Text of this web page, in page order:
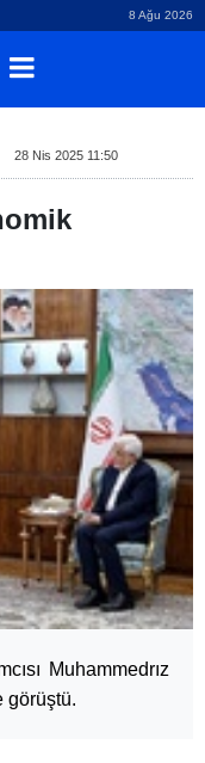
8 Ağu 2026
28 Nis 2025 11:50
Muhammedrız
görüştü.